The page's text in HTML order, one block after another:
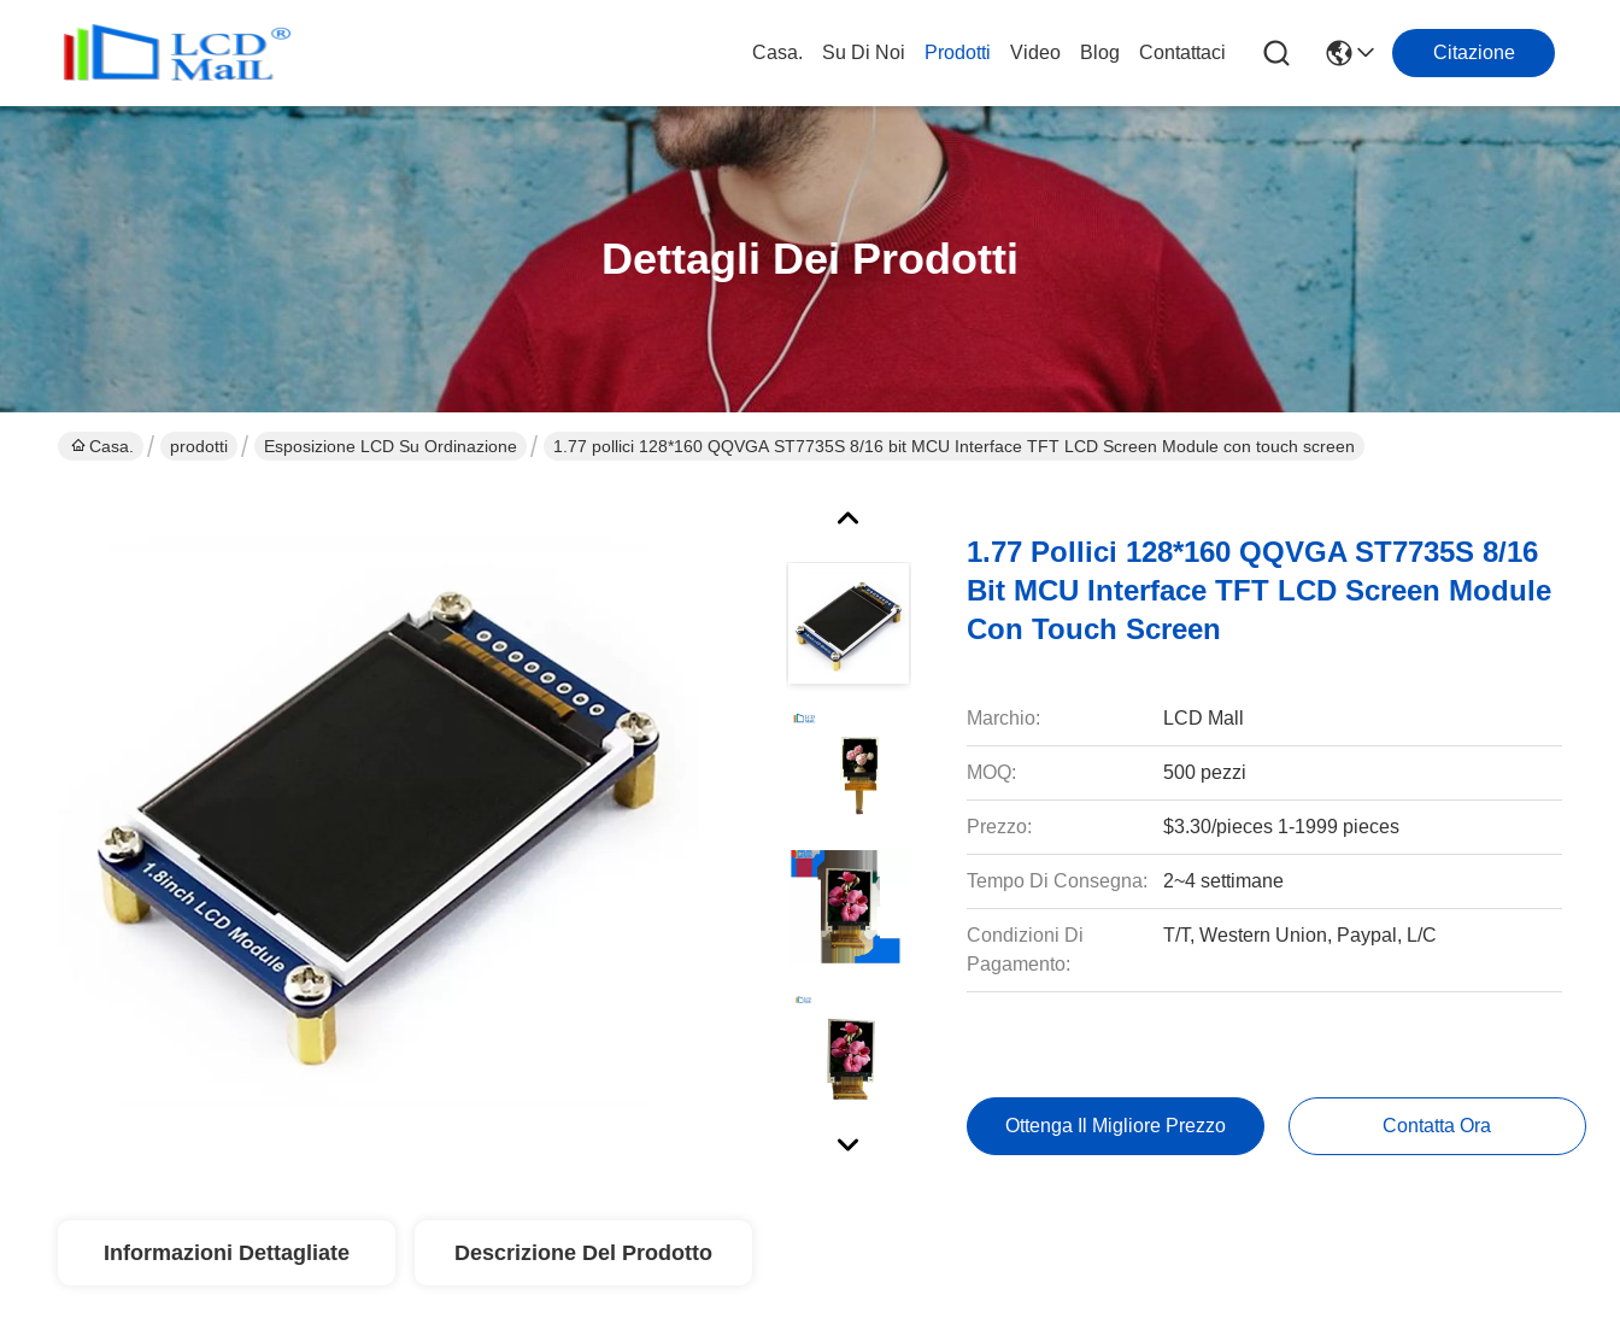
Casa. Su Di Noi Prodotti Video Blog Contattaci Citazione
Dettagli Dei Prodotti
Casa. prodotti Esposizione LCD Su Ordinazione 1.77 pollici 128*160 QQVGA ST7735S 8/16 bit MCU Interface TFT LCD Screen Module con touch screen
1.77 Pollici 128*160 QQVGA ST7735S 8/16
Bit MCU Interface TFT LCD Screen Module
Con Touch Screen
Marchio: LCD Mall
MOQ: 500 pezzi
Prezzo: $3.30/pieces 1-1999 pieces
Tempo Di Consegna: 2~4 settimane
Condizioni Di
Pagamento:
T/T, Western Union, Paypal, L/C
Ottenga Il Migliore Prezzo Contatta Ora
Informazioni Dettagliate Descrizione Del Prodotto